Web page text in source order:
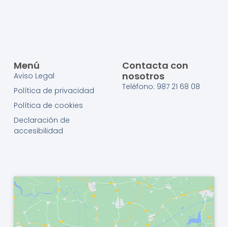
Menú
Aviso Legal
Política de privacidad
Política de cookies
Declaración de
accesibilidad
Contacta con
nosotros
Teléfono: 987 21 68 08